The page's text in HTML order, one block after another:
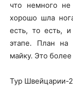
что немного не
хорошо шла
есть, то есть,
этапе. План
майку. Это
Тур Швейцарии-